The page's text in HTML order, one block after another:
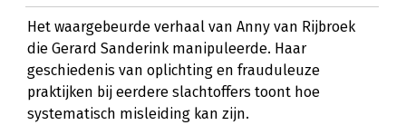
Het waargebeurde verhaal van Anny van Rijbroek
die Gerard Sanderink manipuleerde. Haar
geschiedenis van oplichting en frauduleuze
praktijken bij eerdere slachtoffers toont hoe
systematisch misleiding kan zijn.